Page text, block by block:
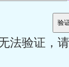
法验证，